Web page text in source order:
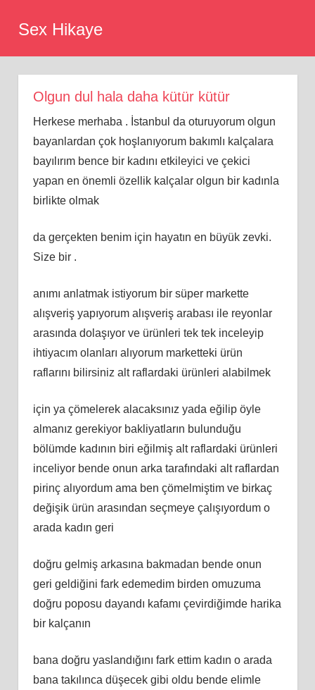
Sex Hikaye
Olgun dul hala daha kütür kütür
Herkese merhaba . İstanbul da oturuyorum olgun
bayanlardan çok hoşlanıyorum bakımlı kalçalara
bayılırım bence bir kadını etkileyici ve çekici
yapan en önemli özellik kalçalar olgun bir kadınla
birlikte olmak
da gerçekten benim için hayatın en büyük zevki.
Size bir .
anımı anlatmak istiyorum bir süper markette
alışveriş yapıyorum alışveriş arabası ile reyonlar
arasında dolaşıyor ve ürünleri tek tek inceleyip
ihtiyacım olanları alıyorum marketteki ürün
raflarını bilirsiniz alt raflardaki ürünleri alabilmek
için ya çömelerek alacaksınız yada eğilip öyle
almanız gerekiyor bakliyatların bulunduğu
bölümde kadının biri eğilmiş alt raflardaki ürünleri
inceliyor bende onun arka tarafındaki alt raflardan
pirinç alıyordum ama ben çömelmiştim ve birkaç
değişik ürün arasından seçmeye çalışıyordum o
arada kadın geri
doğru gelmiş arkasına bakmadan bende onun
geri geldiğini fark edemedim birden omuzuma
doğru poposu dayandı kafamı çevirdiğimde harika
bir kalçanın
bana doğru yaslandığını fark ettim kadın o arada
bana takılınca düşecek gibi oldu bende elimle